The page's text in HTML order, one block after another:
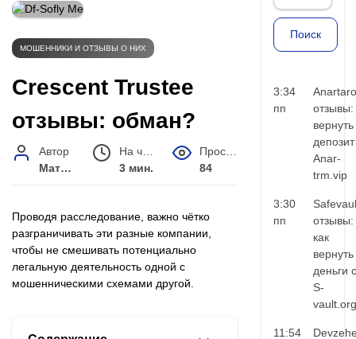
МОШЕННИКИ И ОТЗЫВЫ О НИХ
Crescent Trustee
отзывы: обман?
Автор
Матвей Иванов
3 мин.
84
Проводя расследование, важно чётко
разграничивать эти разные компании,
чтобы не смешивать потенциально
легальную деятельность одной с
мошенническими схемами другой.
3:34
пп
отзывы:
вернуть
Anar-
trm.vip
3:30
пп
отзывы:
как
вернуть
деньги с
S-
vault.org
11:54